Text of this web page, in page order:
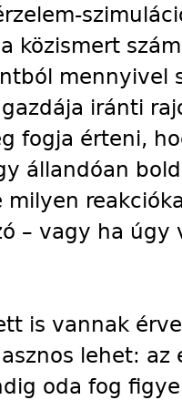
közismert
mennyivel
iránti
fogja érteni,
állandóan
milyen
– vagy ha úgy
is vannak
lehet: az
oda fog